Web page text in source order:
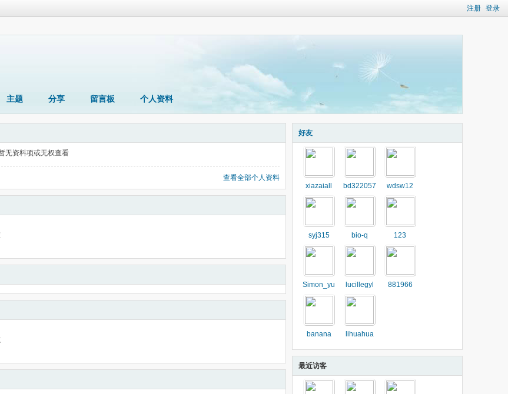
注册 登录
主题 分享 留言板 个人资料
无资料项或无权查看
查看全部个人资料
好友
xiazaiall bd322057 wdsw12
syj315 bio-q 123
Simon_yu lucillegyl 881966
banana lihuahua
最近访客